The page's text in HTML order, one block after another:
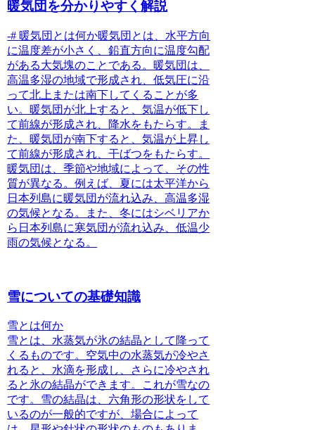
暖気団を分かりやすく解説
-# 暖気団とは何か暖気団とは、 水平方向
に温度差が小さく、鉛直方向に温度勾配
がある大気塊のことである。暖気団は、
高温多湿の地域で形成され、低気圧に沿
って北上または南下してくることが多
い。暖気団が北上すると、気温が低下し
て前線が形成され、降水をもたらす。ま
た、暖気団が南下すると、気温が上昇し
て前線が形成され、干ばつをもたらす。
暖気団は、季節や地域によって、その性
質が異なる。例えば、夏には太平洋から
日本列島に暖気団が流れ込み、高温多湿
の気候となる。また、冬にはシベリアか
ら日本列島に寒気団が流れ込み、低温少
雨の気候となる。
雪についての基礎知識
雪とは何か
雪とは、水蒸気が氷の結晶として降って
くるものです。空気中の水蒸気が冷やさ
れると、水滴を形成し、さらに冷やされ
ると氷の結晶ができます。これが雪なの
です。雪の結晶は、六角形の形状をして
いるのが一般的ですが、場合によって